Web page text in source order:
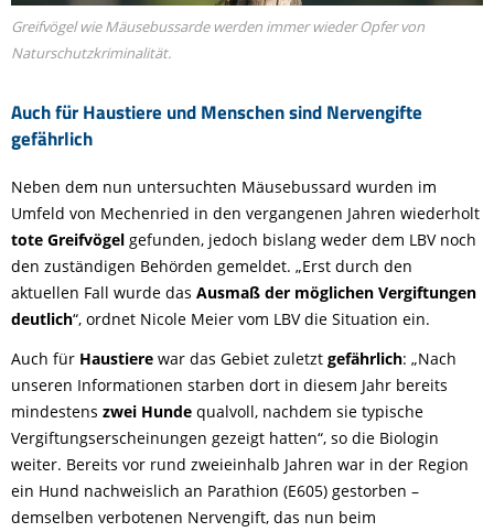
Auch für Haustiere und Menschen sind Nervengifte
gefährlich
Greifvögel wie Mäusebussarde werden immer wieder Opfer von
Naturschutzkriminalität.
Neben dem nun untersuchten Mäusebussard wurden im
Umfeld von Mechenried in den vergangenen Jahren wiederholt
tote Greifvögel gefunden, jedoch bislang weder dem LBV noch
den zuständigen Behörden gemeldet. „Erst durch den
aktuellen Fall wurde das Ausmaß der möglichen Vergiftungen
deutlich“, ordnet Nicole Meier vom LBV die Situation ein.
Auch für Haustiere war das Gebiet zuletzt gefährlich: „Nach
unseren Informationen starben dort in diesem Jahr bereits
mindestens zwei Hunde qualvoll, nachdem sie typische
Vergiftungserscheinungen gezeigt hatten“, so die Biologin
weiter. Bereits vor rund zweieinhalb Jahren war in der Region
ein Hund nachweislich an Parathion (E605) gestorben –
demselben verbotenen Nervengift, das nun beim